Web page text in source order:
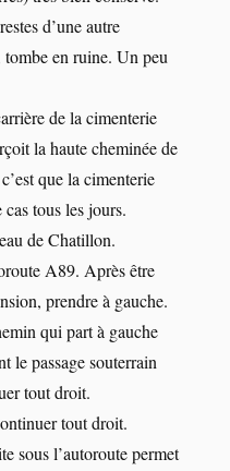
d’une autre
en ruine. Un peu
de la cimenterie
la haute cheminée de
que la cimenterie
cas tous les jours.
de Chatillon.
A89. Après être
prendre à gauche.
qui part à gauche
le passage souterrain
tout droit.
tout droit.
sous l’autoroute permet